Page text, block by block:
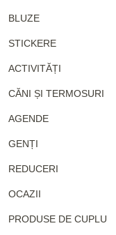
BLUZE
STICKERE
ACTIVITĂȚI
CĂNI ȘI TERMOSURI
AGENDE
GENȚI
REDUCERI
OCAZII
PRODUSE DE CUPLU